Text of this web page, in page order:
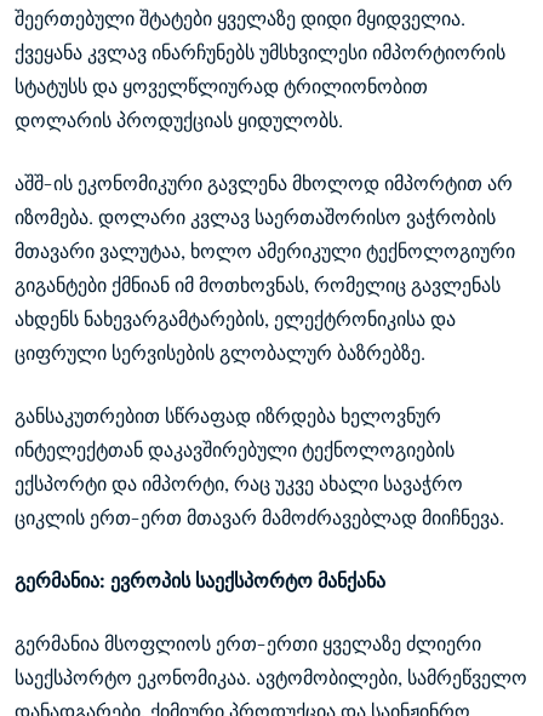
შეერთებული შტატები ყველაზე დიდი მყიდველია.
ქვეყანა კვლავ ინარჩუნებს უმსხვილესი იმპორტიორის
სტატუსს და ყოველწლიურად ტრილიონობით
დოლარის პროდუქციას ყიდულობს.
აშშ-ის ეკონომიკური გავლენა მხოლოდ იმპორტით არ
იზომება. დოლარი კვლავ საერთაშორისო ვაჭრობის
მთავარი ვალუტაა, ხოლო ამერიკული ტექნოლოგიური
გიგანტები ქმნიან იმ მოთხოვნას, რომელიც გავლენას
ახდენს ნახევარგამტარების, ელექტრონიკისა და
ციფრული სერვისების გლობალურ ბაზრებზე.
განსაკუთრებით სწრაფად იზრდება ხელოვნურ
ინტელექტთან დაკავშირებული ტექნოლოგიების
ექსპორტი და იმპორტი, რაც უკვე ახალი სავაჭრო
ციკლის ერთ-ერთ მთავარ მამოძრავებლად მიიჩნევა.
გერმანია: ევროპის საექსპორტო მანქანა
გერმანია მსოფლიოს ერთ-ერთი ყველაზე ძლიერი
საექსპორტო ეკონომიკაა. ავტომობილები, სამრეწველო